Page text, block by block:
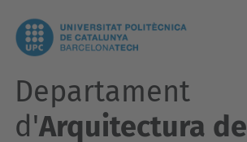
Departament
d'Arquitectura de